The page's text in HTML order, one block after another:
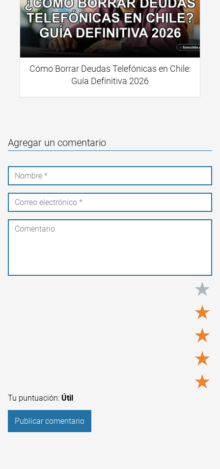
Cómo Borrar Deudas Telefónicas en Chile:
Guía Definitiva 2026
Agregar un comentario
★
★
★
★
★
Tu puntuación: Útil